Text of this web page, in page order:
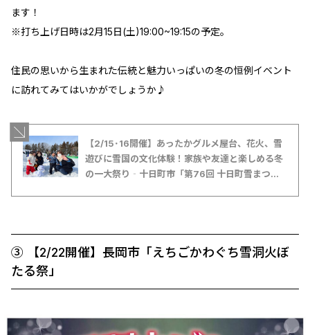
ます！
※打ち上げ日時は2月15日(土)19:00~19:15の予定。
住民の思いから生まれた伝統と魅力いっぱいの冬の恒例イベント
に訪れてみてはいかがでしょうか♪
【2/15･16開催】あったかグルメ屋台、花火、雪
遊びに雪国の文化体験！家族や友達と楽しめる冬
の一大祭り‐十日町市「第76回 十日町雪まつ
➂ 【2/22開催】長岡市「えちごかわぐち雪洞火ぼ
たる祭」